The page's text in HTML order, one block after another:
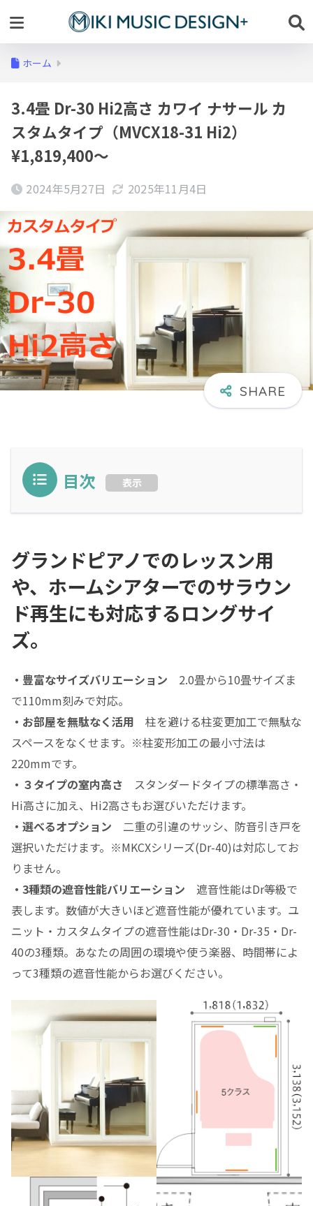
ホーム
3.4畳 Dr-30 Hi2高さ カワイ ナサール カ
スタムタイプ（MVCX18-31 Hi2）
¥1,819,400～
2024年5月27日 2025年11月4日
目次 表示
グランドピアノでのレッスン用
や、ホームシアターでのサラウン
ド再生にも対応するロングサイ
ズ。
・豊富なサイズバリエーション 2.0畳から10畳サイズま
で110mm刻みで対応。
・お部屋を無駄なく活用 柱を避ける柱変更加工で無駄な
スペースをなくせます。※柱変形加工の最小寸法は
220mmです。
・３タイプの室内高さ スタンダードタイプの標準高さ・
Hi高さに加え、Hi2高さもお選びいただけます。
・選べるオプション 二重の引違のサッシ、防音引き戸を
選択いただけます。※MKCXシリーズ(Dr-40)は対応してお
りません。
・3種類の遮音性能バリエーション 遮音性能はDr等級で
表します。数値が大きいほど遮音性能が優れています。ユ
ニット・カスタムタイプの遮音性能はDr-30・Dr-35・Dr-
40の3種類。あなたの周囲の環境や使う楽器、時間帯によ
って3種類の遮音性能からお選びください。